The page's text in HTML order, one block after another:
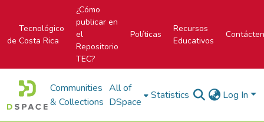
Tecnológico
de Costa Rica
¿Cómo
publicar en
el
Repositorio
TEC?
Políticas
Recursos
Educativos
Communities
& Collections
All of
DSpace
Statistics Log In